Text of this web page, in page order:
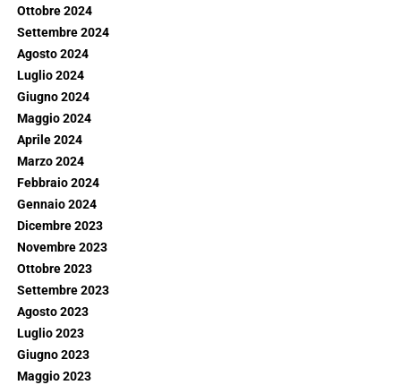
Ottobre 2024
Settembre 2024
Agosto 2024
Luglio 2024
Giugno 2024
Maggio 2024
Aprile 2024
Marzo 2024
Febbraio 2024
Gennaio 2024
Dicembre 2023
Novembre 2023
Ottobre 2023
Settembre 2023
Agosto 2023
Luglio 2023
Giugno 2023
Maggio 2023